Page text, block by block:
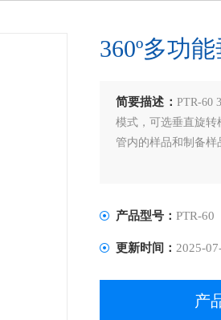
360º多功
简要描述： PTR-60
模式，可选垂直旋转
管内的样品和制备样
产品型号： PTR-60
更新时间： 2025-
产